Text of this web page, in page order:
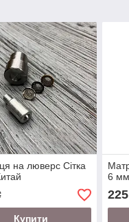
на люверс Сітка
Купити
6
225